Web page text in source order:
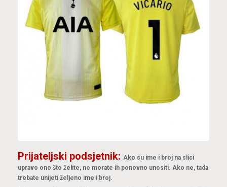
Prijateljski podsjetnik: Ako su ime i broj na slici
upravo ono što želite, ne morate ih ponovno unositi. Ako ne, tada
trebate unijeti željeno ime i broj.